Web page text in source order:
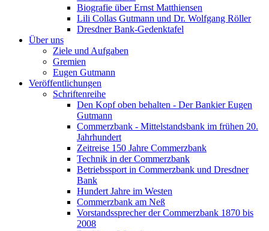
Biografie über Ernst Matthiensen
Lili Collas Gutmann und Dr. Wolfgang Röller
Dresdner Bank-Gedenktafel
Über uns
Ziele und Aufgaben
Gremien
Eugen Gutmann
Veröffentlichungen
Schriftenreihe
Den Kopf oben behalten - Der Bankier Eugen
Gutmann
Commerzbank - Mittelstandsbank im frühen 20.
Jahrhundert
Zeitreise 150 Jahre Commerzbank
Technik in der Commerzbank
Betriebssport in Commerzbank und Dresdner
Bank
Hundert Jahre im Westen
Commerzbank am Neß
Vorstandssprecher der Commerzbank 1870 bis
2008